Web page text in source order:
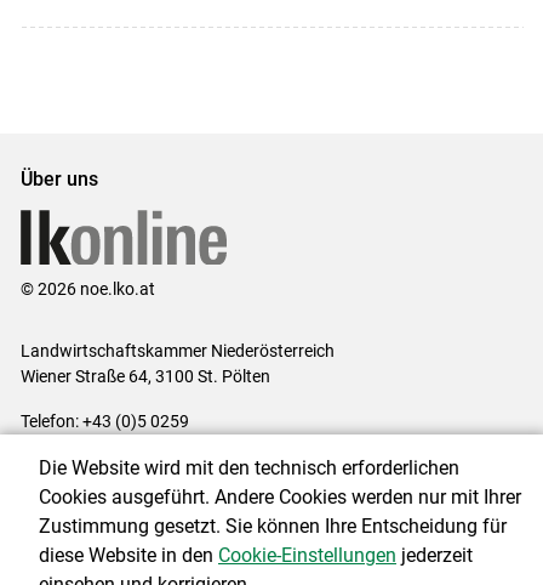
Über uns
© 2026 noe.lko.at
Landwirtschaftskammer Niederösterreich
Wiener Straße 64, 3100 St. Pölten
Telefon: +43 (0)5 0259
Impressum|Kontakt|Datenschutzerklärung|Barrierefreiheit|
Cookie-Einstellungen
Die Website wird mit den technisch erforderlichen
Cookies ausgeführt. Andere Cookies werden nur mit Ihrer
Zustimmung gesetzt. Sie können Ihre Entscheidung für
diese Website in den Cookie-Einstellungen jederzeit